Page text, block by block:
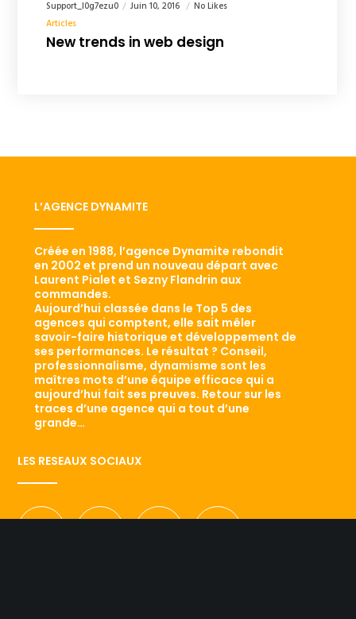
Support_l0g7ezu0 Juin 10, 2016
No Likes
Articles
New trends in web design
L’AGENCE DYNAMITE
Créée en 1988, l’agence Dynamite rebondit
en 2002 et prend un nouveau départ avec
Laurent Pialet et Sezny Flandrin aux
commandes.
Aujourd’hui classée dans le Top 5 des
agences qui comptent, elle sait mêler
savoir-faire historique et développement de
ses performances. Le résultat ? Conseil,
professionnalisme, dynamisme sont les
maîtres mots d’une équipe efficace qui a
aujourd’hui fait ses preuves. Retour sur les
traces d’une agence qui a tout d’une
grande…
LES RESEAUX SOCIAUX